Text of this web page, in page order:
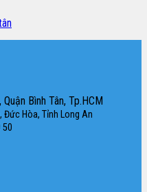
Bình Tân, Tp.HCM
Đức Hòa, Tỉnh Long An
50